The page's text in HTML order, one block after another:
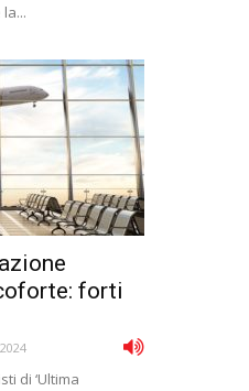
forti
di ‘Ultima